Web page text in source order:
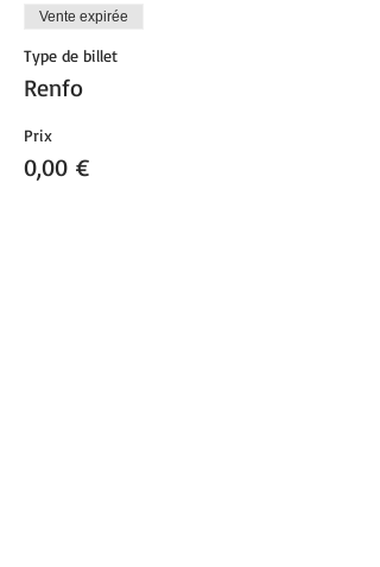
Vente expirée
Type de billet
Renfo
Prix
0,00 €